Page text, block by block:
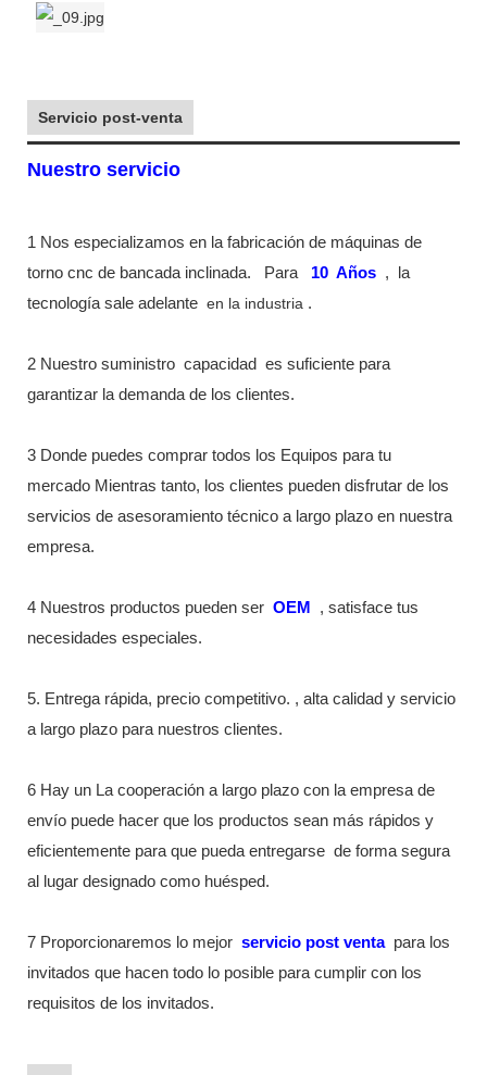
Servicio post-venta
Nuestro servicio
1 Nos especializamos en la fabricación de máquinas de
torno cnc de bancada inclinada.
Para 10 Años ,
la
tecnología sale adelante en la industria .
2 Nuestro suministro capacidad
es suficiente para
garantizar la demanda de los clientes.
3 Donde puedes comprar todos los Equipos para tu
mercado Mientras tanto, los clientes pueden disfrutar de los
servicios de asesoramiento técnico a largo plazo en nuestra
empresa.
4 Nuestros productos pueden ser OEM
, satisface tus
necesidades especiales.
5. Entrega rápida, precio competitivo. , alta calidad y servicio
a largo plazo para nuestros clientes.
6 Hay un La cooperación a largo plazo con la empresa de
envío puede hacer que los productos sean más rápidos y
eficientemente para que pueda entregarse de forma segura
al lugar designado como huésped.
7 Proporcionaremos lo mejor servicio post venta para los
invitados que hacen todo lo posible para cumplir con los
requisitos de los invitados.